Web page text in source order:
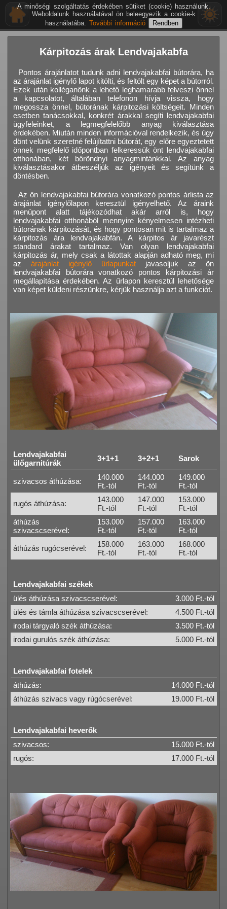
Kárpitozás árak Lendvajakabfa
Pontos árajánlatot tudunk adni lendvajakabfai bútorára, ha
az árajánlat igénylő lapot kitölti, és feltölt egy képet a bútorról.
Ezek után kolléganőnk a lehető leghamarabb felveszi önnel
a kapcsolatot, általában telefonon hívja vissza, hogy
megossza önnel, bútorának kárpitozási költségeit. Minden
esetben tanácsokkal, konkrét árakkal segíti lendvajakabfai
ügyfeleinket, a legmegfelelőbb anyag kiválasztása
érdekében. Miután minden információval rendelkezik, és úgy
dönt velünk szeretné felújítattni bútorát, egy előre egyeztetett
önnek megfelelő időpontban felkeressük önt lendvajakabfai
otthonában, két bőröndnyi anyagmintánkkal. Az anyag
kiválasztásakor átbeszéljük az igényeit és segítünk a
döntésben.
Az ön lendvajakabfai bútorára vonatkozó pontos árlista az
árajánlat igénylőlapon keresztül igényelhető. Az áraink
menüpont alatt tájékozódhat akár arról is, hogy
lendvajakabfai otthonából mennyire kényelmesen intézheti
bútorának kárpitozását, és hogy pontosan mit is tartalmaz a
kárpitozás ára lendvajakabfán. A kárpitos ár javarészt
standard árakat tartalmaz. Van olyan lendvajakabfai
kárpitozás ár, mely csak a látottak alapján adható meg, mi
az árajánlat igénylő űrlapunkat javasoljuk az ön
lendvajakabfai bútorára vonatkozó pontos kárpitozási ár
megállapítása érdekében. Az űrlapon keresztül lehetősége
van képet küldeni részünkre, kérjük használja azt a funkciót.
Lendvajakabfai
ülőgarnitúrák
3+1+1 3+2+1 Sarok
szivacsos áthúzása:
140.000
Ft.-tól
144.000
Ft.-tól
149.000
Ft.-tól
rugós áthúzása:
143.000
Ft.-tól
147.000
Ft.-tól
153.000
Ft.-tól
áthúzás
szivacscserével:
153.000
Ft.-tól
157.000
Ft.-tól
163.000
Ft.-tól
áthúzás rugócserével:
158.000
Ft.-tól
163.000
Ft.-tól
168.000
Ft.-tól
Lendvajakabfai székek
ülés áthúzása szivacscserével:
3.000 Ft.-tól
ülés és támla áthúzása szivacscserével:
4.500 Ft.-tól
irodai tárgyaló szék áthúzása:
3.500 Ft.-tól
irodai gurulós szék áthúzása:
5.000 Ft.-tól
Lendvajakabfai fotelek
áthúzás:
14.000 Ft.-tól
áthúzás szivacs vagy rúgócserével:
19.000 Ft.-tól
Lendvajakabfai heverők
szivacsos:
15.000 Ft.-tól
rugós:
17.000 Ft.-tól
A minőségi szolgáltatás érdekében sütiket (cookie) használunk.
Weboldalunk használatával ön beleegyezik a cookie-k
használatába. További információ